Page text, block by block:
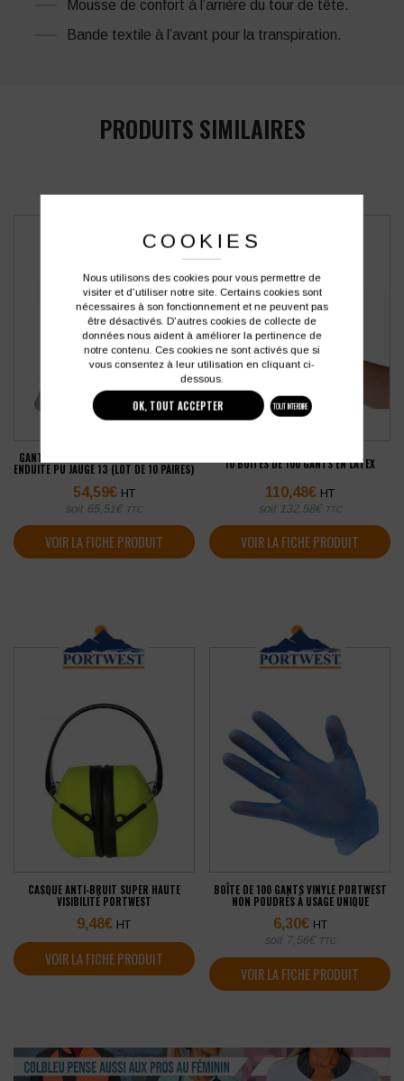
Mousse de confort à l’arrière du tour de tête.
Bande textile à l’avant pour la transpiration.
PRODUITS SIMILAIRES
GANT PEHD SINGER COUPURE D PAUME
ENDUITE PU JAUGE 13 (LOT DE 10 PAIRES)
54,59€ HT
soit 65,51 € TTC
VOIR LA FICHE PRODUIT
10 BOÎTES DE 100 GANTS EN LATEX
110,48€ HT
soit 132,58€ TTC
VOIR LA FICHE PRODUIT
CASQUE ANTI-BRUIT SUPER HAUTE
VISIBILITÉ PORTWEST
9,48€ HT
VOIR LA FICHE PRODUIT
BOÎTE DE 100 GANTS VINYLE PORTWEST
NON POUDRÉS À USAGE UNIQUE
6,30€ HT
soit 7,56€ TTC
VOIR LA FICHE PRODUIT
COOKIES
Nous utilisons des cookies pour vous permettre de
visiter et d'utiliser notre site. Certains cookies sont
nécessaires à son fonctionnement et ne peuvent pas
être désactivés. D'autres cookies de collecte de
données nous aident à améliorer la pertinence de
notre contenu. Ces cookies ne sont activés que si
vous consentez à leur utilisation en cliquant ci-
dessous.
OK, TOUT ACCEPTER TOUT INTERDIRE